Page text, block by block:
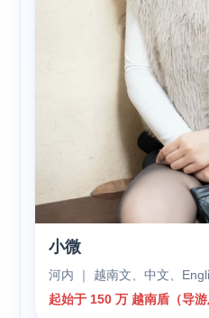
小微
河内 ｜ 越南文、中文、
起始于 150 万 越南盾（导游